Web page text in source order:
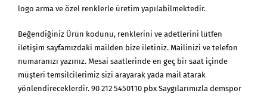
logo arma ve özel renklerle üretim yapılabilmektedir.
Beğendiğiniz Ürün kodunu, renklerini ve adetlerini lütfen
iletişim sayfamızdaki mailden bize iletiniz. Mailinizi ve telefon
numaranızı yazınız. Mesai saatlerinde en geç bir saat içinde
müşteri temsilcilerimiz sizi arayarak yada mail atarak
yönlendireceklerdir. 90 212 5450110 pbx Saygılarımızla demspor